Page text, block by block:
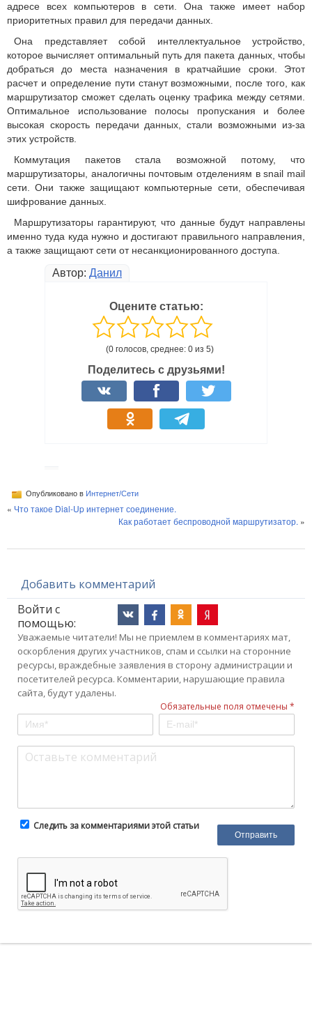
адресе всех компьютеров в сети. Она также имеет набор
приоритетных правил для передачи данных.
Она представляет собой интеллектуальное устройство,
которое вычисляет оптимальный путь для пакета данных, чтобы
добраться до места назначения в кратчайшие сроки. Этот
расчет и определение пути станут возможными, после того, как
маршрутизатор сможет сделать оценку трафика между сетями.
Оптимальное использование полосы пропускания и более
высокая скорость передачи данных, стали возможными из-за
этих устройств.
Коммутация пакетов стала возможной потому, что
маршрутизаторы, аналогичны почтовым отделениям в snail mail
сети. Они также защищают компьютерные сети, обеспечивая
шифрование данных.
Маршрутизаторы гарантируют, что данные будут направлены
именно туда куда нужно и достигают правильного направления,
а также защищают сети от несанкционированного доступа.
Автор: Данил
Оцените статью:
(0 голосов, среднее: 0 из 5)
Поделитесь с друзьями!
Опубликовано в Интернет/Сети
« Что такое Dial-Up интернет соединение.
Как работает беспроводной маршрутизатор. »
Добавить комментарий
Войти с
помощью:
Уважаемые читатели! Мы не приемлем в комментариях мат,
оскорбления других участников, спам и ссылки на сторонние
ресурсы, враждебные заявления в сторону администрации и
посетителей ресурса. Комментарии, нарушающие правила
сайта, будут удалены.
Обязательные поля отмечены *
Следить за комментариями этой статьи